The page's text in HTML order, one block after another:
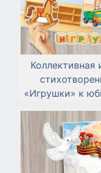
Коллективная
«Игрушки» к